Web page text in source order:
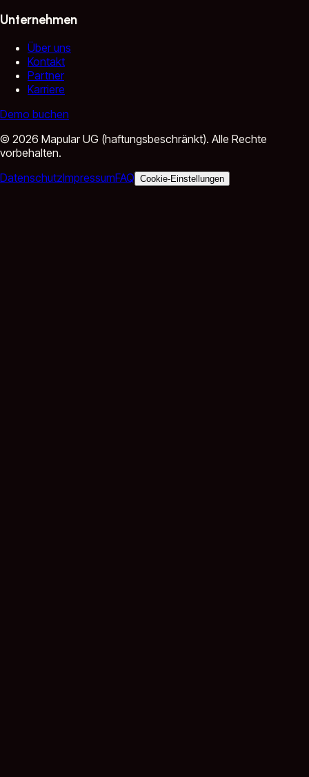
Unternehmen
Über uns
Kontakt
Partner
Karriere
Demo buchen
© 2026 Mapular UG (haftungsbeschränkt). Alle Rechte
vorbehalten.
DatenschutzImpressumFAQ Cookie-Einstellungen